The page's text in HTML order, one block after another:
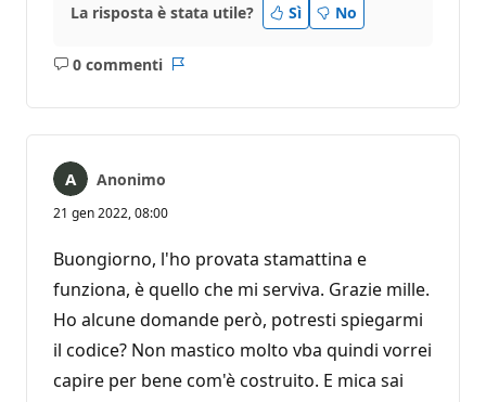
La risposta è stata utile? Sì No
0 commenti
Nessun
Anonimo
21 gen 2022, 08:00
Buongiorno, l'ho provata stamattina e
funziona, è quello che mi serviva. Grazie mille.
Ho alcune domande però, potresti spiegarmi
il codice? Non mastico molto vba quindi vorrei
capire per bene com'è costruito. E mica sai